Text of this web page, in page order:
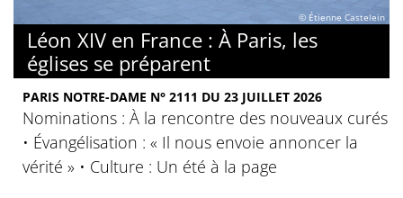
© Étienne Castelein
Léon XIV en France : À Paris, les
églises se préparent
PARIS NOTRE-DAME N° 2111 DU 23 JUILLET 2026
Nominations : À la rencontre des nouveaux curés
• Évangélisation : « Il nous envoie annoncer la
vérité » • Culture : Un été à la page